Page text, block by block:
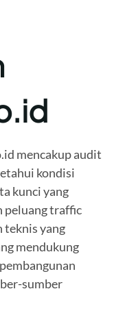
mencakup audit
kondisi
kunci yang
peluang traffic
teknis yang
mendukung
sumber